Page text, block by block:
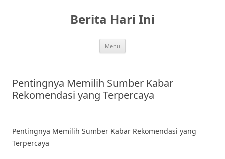
Berita Hari Ini
Menu
Pentingnya Memilih Sumber Kabar
Rekomendasi yang Terpercaya
Pentingnya Memilih Sumber Kabar Rekomendasi yang
Terpercaya